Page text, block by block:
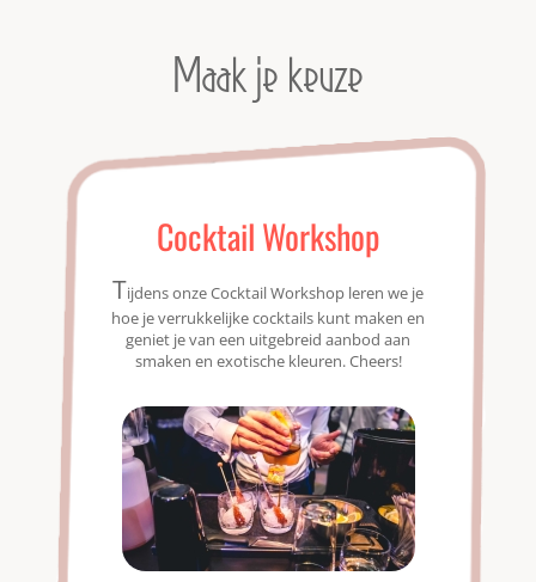
Maak je keuze
Cocktail Workshop
Tijdens onze Cocktail Workshop leren we je
hoe je verrukkelijke cocktails kunt maken en
geniet je van een uitgebreid aanbod aan
smaken en exotische kleuren. Cheers!